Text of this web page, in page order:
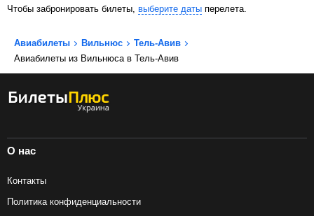
Чтобы забронировать билеты, выберите даты перелета.
Авиабилеты Вильнюс
Тель-Авив
Авиабилеты из Вильнюса в Тель-Авив
О нас
Контакты
Политика конфиденциальности